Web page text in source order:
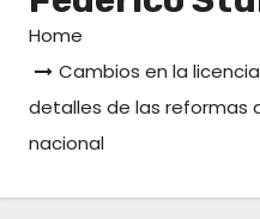
Home
Cambios en la
detalles de las reformas
nacional